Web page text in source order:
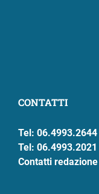
CONTATTI
Tel: 06.4993.2644
Tel: 06.4993.2021
Contatti redazione